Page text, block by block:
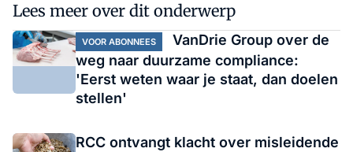
Lees meer over dit onderwerp
VOOR ABONNEES
VanDrie Group over de
weg naar duurzame compliance:
'Eerst weten waar je staat, dan doelen
stellen'
RCC ontvangt klacht over misleidende